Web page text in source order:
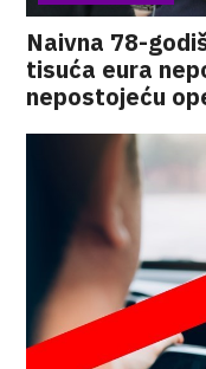
Naivna 78-
tisuća eura
nepostojeću